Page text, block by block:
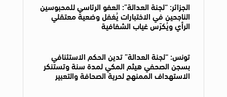
الجزائر: “لجنة العدالة”: العفو الرئاسي للمحبوسين
الناجحين في الاختبارات يُغفل وضعية معتقلي
الرأي ويُكرّس غياب الشفافية
تونس: “لجنة العدالة” تدين الحكم الاستئنافي
بسجن الصحفي هيثم المكي لمدة سنة وتستنكر
الاستهداف الممنهج لحرية الصحافة والتعبير